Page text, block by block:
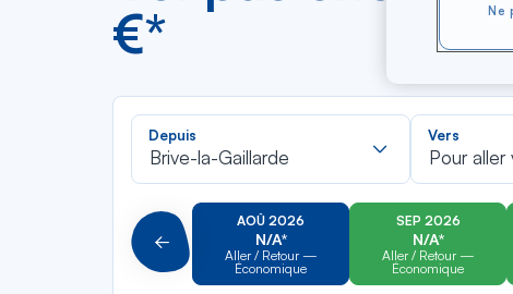
€*
Depuis
Brive-la-Gaillarde
Rechercher
dans
la
liste
Vers
Pour aller
Précédent
AOÛ 2026
N/A*
Aller / Retour —
Économique
SEP 2026
N/A*
Aller / Retour —
Économique
Ne